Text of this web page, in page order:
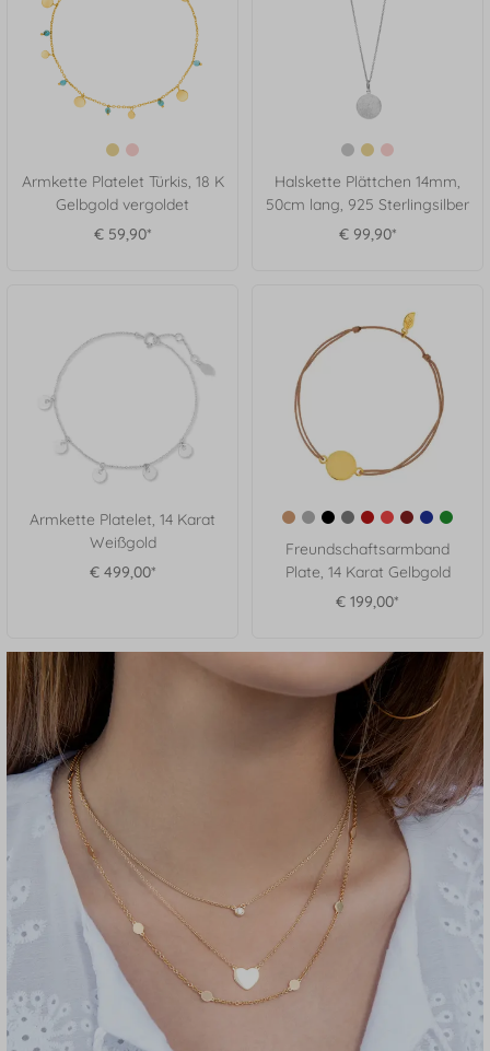
Armkette Platelet Türkis, 18 K
Gelbgold vergoldet
€ 59,90*
Halskette Plättchen 14mm,
50cm lang, 925 Sterlingsilber
€ 99,90*
Armkette Platelet, 14 Karat
Weißgold
€ 499,00*
Freundschaftsarmband
Plate, 14 Karat Gelbgold
€ 199,00*